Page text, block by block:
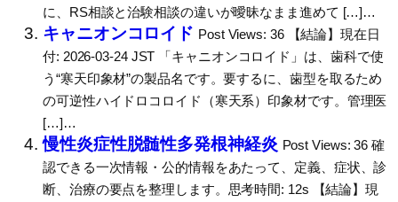
に、RS相談と治験相談の違いが曖昧なまま進めて […]…
キャニオンコロイド Post Views: 36 【結論】現在日
付: 2026-03-24 JST 「キャニオンコロイド」は、歯科で使
う“寒天印象材”の製品名です。要するに、歯型を取るため
の可逆性ハイドロコロイド（寒天系）印象材です。管理医
[…]…
慢性炎症性脱髄性多発根神経炎 Post Views: 36 確
認できる一次情報・公的情報をあたって、定義、症状、診
断、治療の要点を整理します。思考時間: 12s 【結論】現